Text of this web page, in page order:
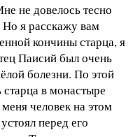
не довелось тесно
я расскажу вам
кончины старца, я
Паисий был очень
болезни. По этой
в монастыре
человек на этом
перед его